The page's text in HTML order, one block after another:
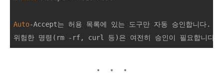
Auto-Accept는 허용 목록에 있는 도구만 자동 승인합니다.